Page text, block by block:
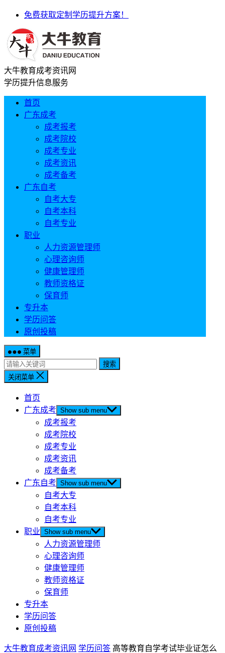
免费获取定制学历提升方案！
大牛教育成考资讯网
学历提升信息服务
首页
广东成考
成考报考
成考院校
成考专业
成考资讯
成考备考
广东自考
自考大专
自考本科
自考专业
职业
人力资源管理师
心理咨询师
健康管理师
教师资格证
保育师
专升本
学历问答
原创投稿
菜单
搜索
关闭菜单
首页
广东成考 Show sub menu
成考报考
成考院校
成考专业
成考资讯
成考备考
广东自考 Show sub menu
自考大专
自考本科
自考专业
职业 Show sub menu
人力资源管理师
心理咨询师
健康管理师
教师资格证
保育师
专升本
学历问答
原创投稿
大牛教育成考资讯网 学历问答 高等教育自学考试毕业证怎么